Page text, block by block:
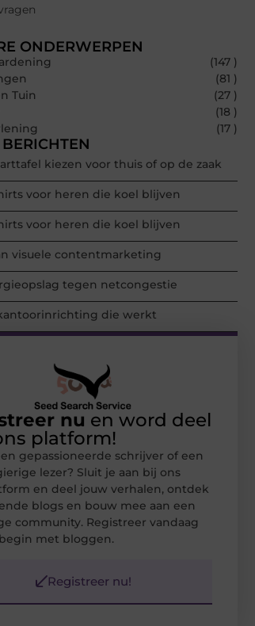
ONDERWERPEN
(147 )
(81 )
Tuin
(27 )
(18 )
(17 )
kiezen voor thuis of op de zaak
voor heren die koel blijven
voor heren die koel blijven
visuele contentmarketing
tegen netcongestie
die werkt
nu en word deel
platform!
gepassioneerde schrijver of een
lezer? Sluit je aan bij ons
en deel jouw verhalen, ontdek
blogs en bouw mee aan een
community. Registreer vandaag
met bloggen.
Registreer nu!